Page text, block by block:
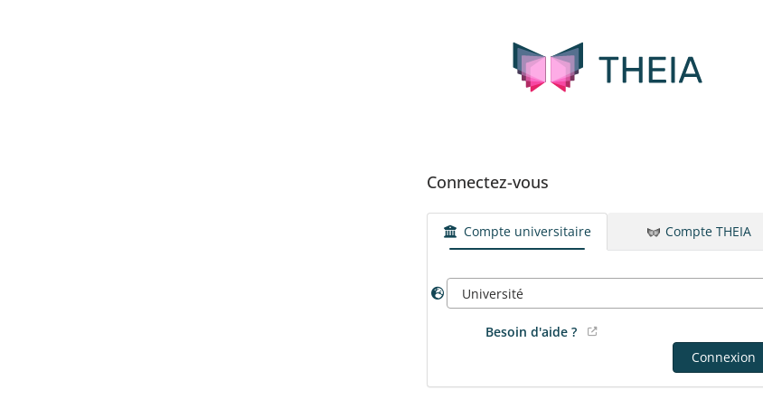
Connectez-vous
Compte universitaire Compte THEIA
Besoin d'aide ?
Connexion